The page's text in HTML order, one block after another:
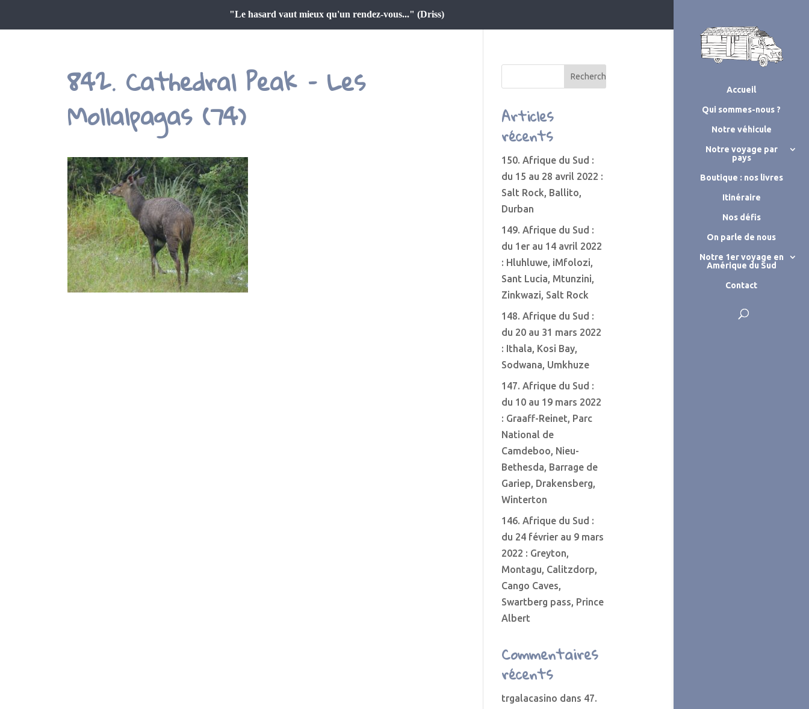
"Le hasard vaut mieux qu'un rendez-vous..." (Driss)
Accueil
Qui sommes-nous ?
Notre véhicule
Notre voyage par
pays
Boutique : nos livres
Itinéraire
Nos défis
On parle de nous
Notre 1er voyage en
Amérique du Sud
Contact
842. Cathedral Peak – Les
Mollalpagas (74) Articles
récents
150. Afrique du Sud :
du 15 au 28 avril 2022 :
Salt Rock, Ballito,
Durban
149. Afrique du Sud :
du 1er au 14 avril 2022
: Hluhluwe, iMfolozi,
Sant Lucia, Mtunzini,
Zinkwazi, Salt Rock
148. Afrique du Sud :
du 20 au 31 mars 2022
: Ithala, Kosi Bay,
Sodwana, Umkhuze
147. Afrique du Sud :
du 10 au 19 mars 2022
: Graaff-Reinet, Parc
National de
Camdeboo, Nieu-
Bethesda, Barrage de
Gariep, Drakensberg,
Winterton
146. Afrique du Sud :
du 24 février au 9 mars
2022 : Greyton,
Montagu, Calitzdorp,
Cango Caves,
Swartberg pass, Prince
Albert
Commentaires
récents
trgalacasino dans 47.